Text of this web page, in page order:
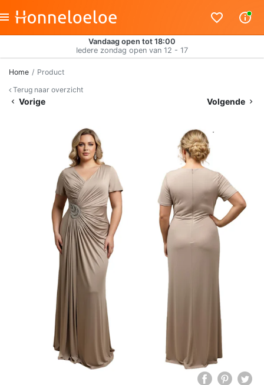
Vandaag open tot 18:00
Iedere zondag open van 12 - 17
Home
Product
Terug naar overzicht
Vorige Volgende